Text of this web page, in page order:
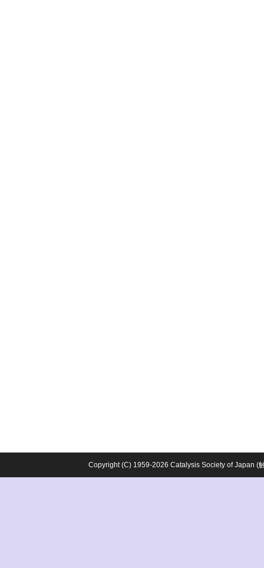
Copyright (C) 1959-2026 Catalysis Society of Japan (